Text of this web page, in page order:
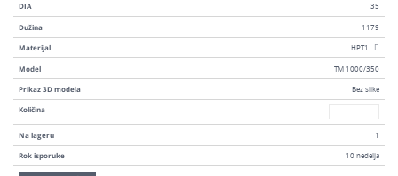
DIA 35
Dužina 1179
Materijal HPT1
Model TM 1000/350
Prikaz 3D modela Bez slike
Količina
Na lageru 1
Rok isporuke 10 nedelja